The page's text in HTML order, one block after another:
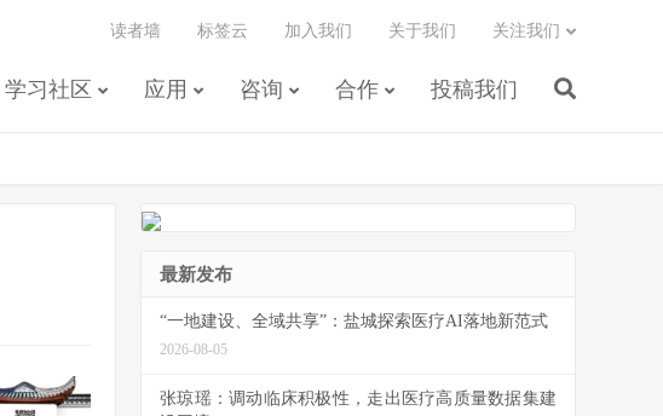
学习社区 应用 咨询 合作 投稿我们
读者墙 标签云 加入我们 关于我们 关注我们
最新发布
“一地建设、全域共享”：盐城探索医疗AI落地新范式
2026-08-05
张琼瑶：调动临床积极性，走出医疗高质量数据集建